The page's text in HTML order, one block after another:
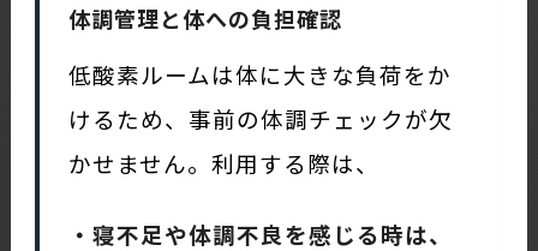
体調管理と体への負担確認
低酸素ルームは体に大きな負荷をか
けるため、事前の体調チェックが欠
かせません。利用する際は、
・寝不足や体調不良を感じる時は、